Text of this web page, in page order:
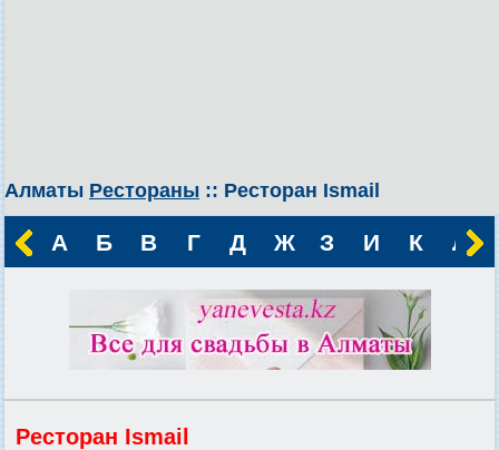
Алматы Рестораны :: Ресторан Ismail
А Б В Г Д Ж З И К Л
Ресторан Ismail